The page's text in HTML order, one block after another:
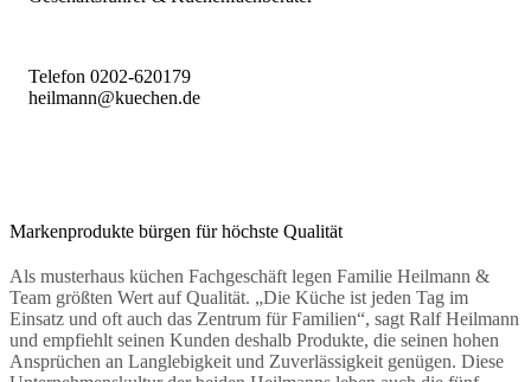
Telefon 0202-620179
heilmann@kuechen.de
Markenprodukte bürgen für höchste Qualität
Als musterhaus küchen Fachgeschäft legen Familie Heilmann &
Team größten Wert auf Qualität. „Die Küche ist jeden Tag im
Einsatz und oft auch das Zentrum für Familien“, sagt Ralf Heilmann
und empfiehlt seinen Kunden deshalb Produkte, die seinen hohen
Ansprüchen an Langlebigkeit und Zuverlässigkeit genügen. Diese